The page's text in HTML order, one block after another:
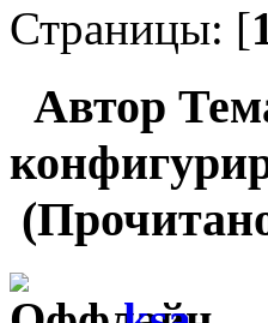
Страницы: [
Автор